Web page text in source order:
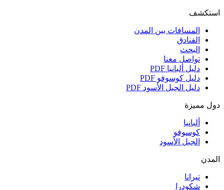
استكشف
المسافات بين المدن
الفنادق
البحث
تواصل معنا
دليل ألبانيا PDF
دليل كوسوفو PDF
دليل الجبل الأسود PDF
دول مميزة
ألبانيا
كوسوفو
الجبل الأسود
المدن
تيرانا
شكودرا